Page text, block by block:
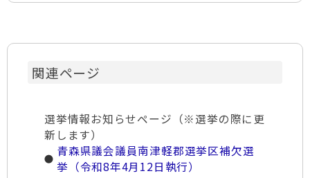
関連ページ
選挙情報お知らせページ（※選挙の際に更
新します）
青森県議会議員南津軽郡選挙区補欠選
挙（令和8年4月12日執行）